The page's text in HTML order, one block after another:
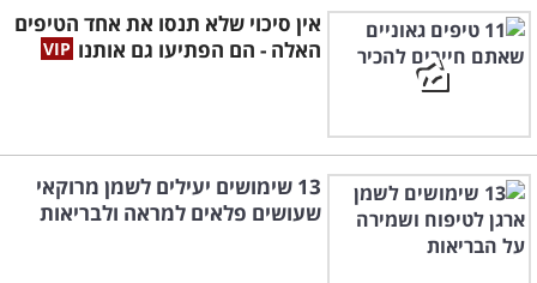
אין סיכוי שלא תנסו את אחד הטיפים
האלה - הם הפתיעו גם אותנו
13 שימושים יעילים לשמן מרוקאי
שעושים פלאים למראה ולבריאות